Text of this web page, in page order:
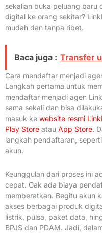
sekalian buka peluang baru
digital ke orang sekitar?
mudah dan tanpa ribet.
Baca juga : Transfer
Cara mendaftar menjadi
Langkah pertama untuk
mendaftar menjadi agen
sama sekali dan bisa
masuk ke website resmi
Play Store atau App Store.
langkah pendaftaran,
akun.
Keunggulan dari proses ini
cepat. Gak ada biaya
memberatkan. Begitu akun
akses berbagai produk
listrik, pulsa, paket data,
BPJS dan PDAM. Jadi,